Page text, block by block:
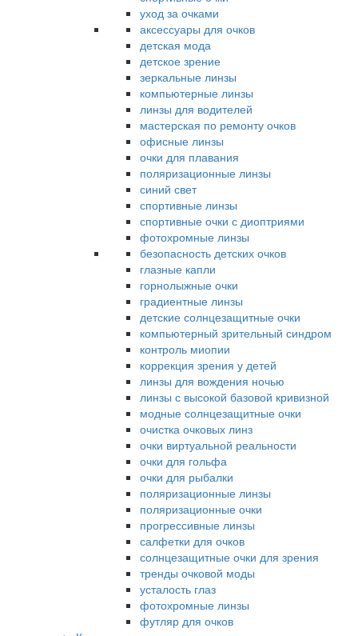
уход за очками
аксессуары для очков
детская мода
детское зрение
зеркальные линзы
компьютерные линзы
линзы для водителей
мастерская по ремонту очков
офисные линзы
очки для плавания
поляризационные линзы
синий свет
спортивные линзы
спортивные очки с диоптриями
фотохромные линзы
безопасность детских очков
глазные капли
горнолыжные очки
градиентные линзы
детские солнцезащитные очки
компьютерный зрительный синдром
контроль миопии
коррекция зрения у детей
линзы для вождения ночью
линзы с высокой базовой кривизной
модные солнцезащитные очки
очистка очковых линз
очки виртуальной реальности
очки для гольфа
очки для рыбалки
поляризационные линзы
поляризационные очки
прогрессивные линзы
салфетки для очков
солнцезащитные очки для зрения
тренды очковой моды
усталость глаз
фотохромные линзы
футляр для очков